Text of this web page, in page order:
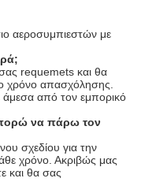
αεροσυμπιεστών με
requemets και θα
χρόνο απασχόλησης.
άμεσα από τον εμπορικό
να πάρω τον
σχεδίου για την
χρόνο. Ακριβώς μας
και θα σας